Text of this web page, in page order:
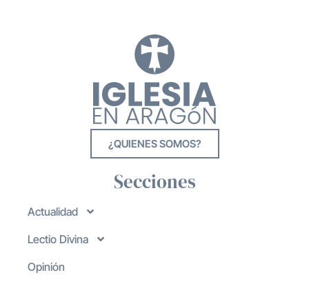
¿QUIENES SOMOS?
Secciones
Actualidad
Lectio Divina
Opinión